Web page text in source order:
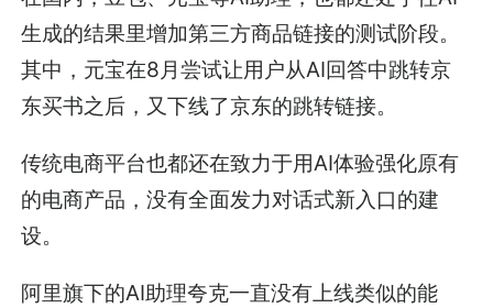
生成的结果里增加第三方商品链接的测试阶段。
其中，元宝在8月尝试让用户从AI回答中跳转京
东买书之后，又下线了京东的跳转链接。
传统电商平台也都还在致力于用AI体验强化原有
的电商产品，没有全面发力对话式新入口的建
设。
阿里旗下的AI助理夸克一直没有上线类似的能